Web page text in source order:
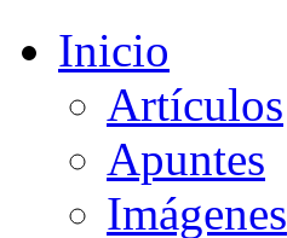
Inicio
Artículos
Apuntes
Imágenes